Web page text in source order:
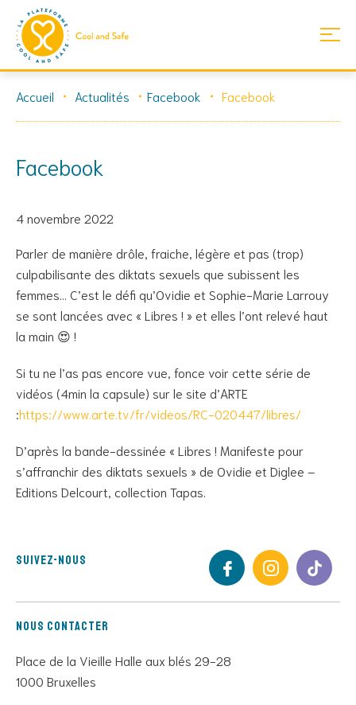
Accueil Actualités Facebook Facebook
Facebook
4 novembre 2022
Parler de manière drôle, fraiche, légère et pas (trop)
culpabilisante des diktats sexuels que subissent les
femmes… C’est le défi qu’Ovidie et Sophie-Marie Larrouy
se sont lancées avec « Libres ! » et elles l’ont relevé haut
la main 😍 !
Si tu ne l’as pas encore vue, fonce voir cette série de
vidéos (4min la capsule) sur le site d’ARTE
:https://www.arte.tv/fr/videos/RC-020447/libres/
D’après la bande-dessinée « Libres ! Manifeste pour
s’affranchir des diktats sexuels » de Ovidie et Diglee –
Editions Delcourt, collection Tapas.
Suivez-nous
Nous contacter
Place de la Vieille Halle aux blés 29-28
1000 Bruxelles